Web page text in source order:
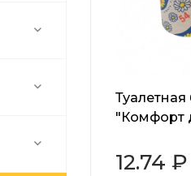
Туалетная
"Комфорт
амбалаже,
12.74 ₽